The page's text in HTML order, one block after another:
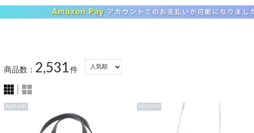
商品数： 2,531件
BEST HIT! BEST HIT!